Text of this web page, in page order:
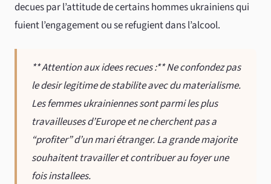
decues par l’attitude de certains hommes ukrainiens qui
fuient l’engagement ou se refugient dans l’alcool.
** Attention aux idees recues :** Ne confondez pas
le desir legitime de stabilite avec du materialisme.
Les femmes ukrainiennes sont parmi les plus
travailleuses d’Europe et ne cherchent pas a
“profiter” d’un mari étranger. La grande majorite
souhaitent travailler et contribuer au foyer une
fois installees.